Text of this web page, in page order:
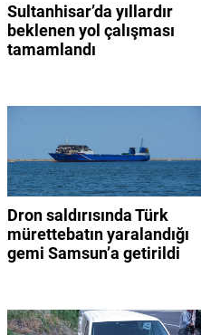
Sultanhisar’da yıllardır
beklenen yol çalışması
tamamlandı
Dron saldırısında Türk
mürettebatın yaralandığı
gemi Samsun’a getirildi